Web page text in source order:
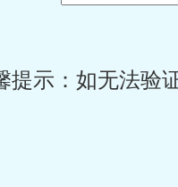
提示：如无法验